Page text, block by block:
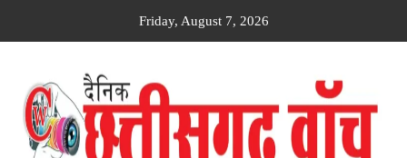
Friday, August 7, 2026